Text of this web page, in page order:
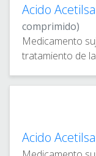
Acido
comprimido)
Medicamento
tratamiento de
Acido